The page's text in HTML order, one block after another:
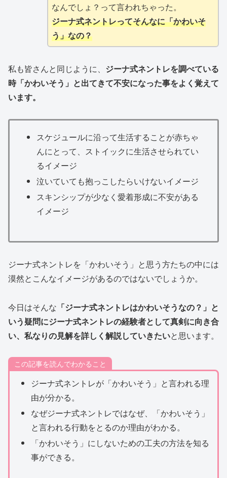
なんでしょ？って言われちゃった。
ジーナ式ネントレってそんなに「かわいそ
う」なの？
私も皆さんと同じように、 ジーナ式ネントレを調べている
時「かわいそう」と出てきて不安になった事をよく覚えて
います。
スケジュールに沿って生活することが赤ちゃ
んにとって、ストイックに生活させられてい
るイメージ
泣いていても抱っこしたらいけないイメージ
スキンシップが少なく愛着形成に不安がある
イメージ
ジーナ式ネントレを「かわいそう」と思う方たちの中には
漠然とこんなイメージがあるのではないでしょうか。
今日はそんな 「ジーナ式ネントレはかわいそうなの？」と
いう疑問にジーナ式ネントレの経験者として真剣に向き合
い、私なりの見解を詳しく解説していきたいと思います。
この記事を読んでわかること
ジーナ式ネントレが「かわいそう」と言われる理
由が分かる。
なぜジーナ式ネントレではなぜ、「かわいそう」
と言われる行動をとるのか理由がわかる。
「かわいそう」にしないための工夫の方法を知る
事ができる。